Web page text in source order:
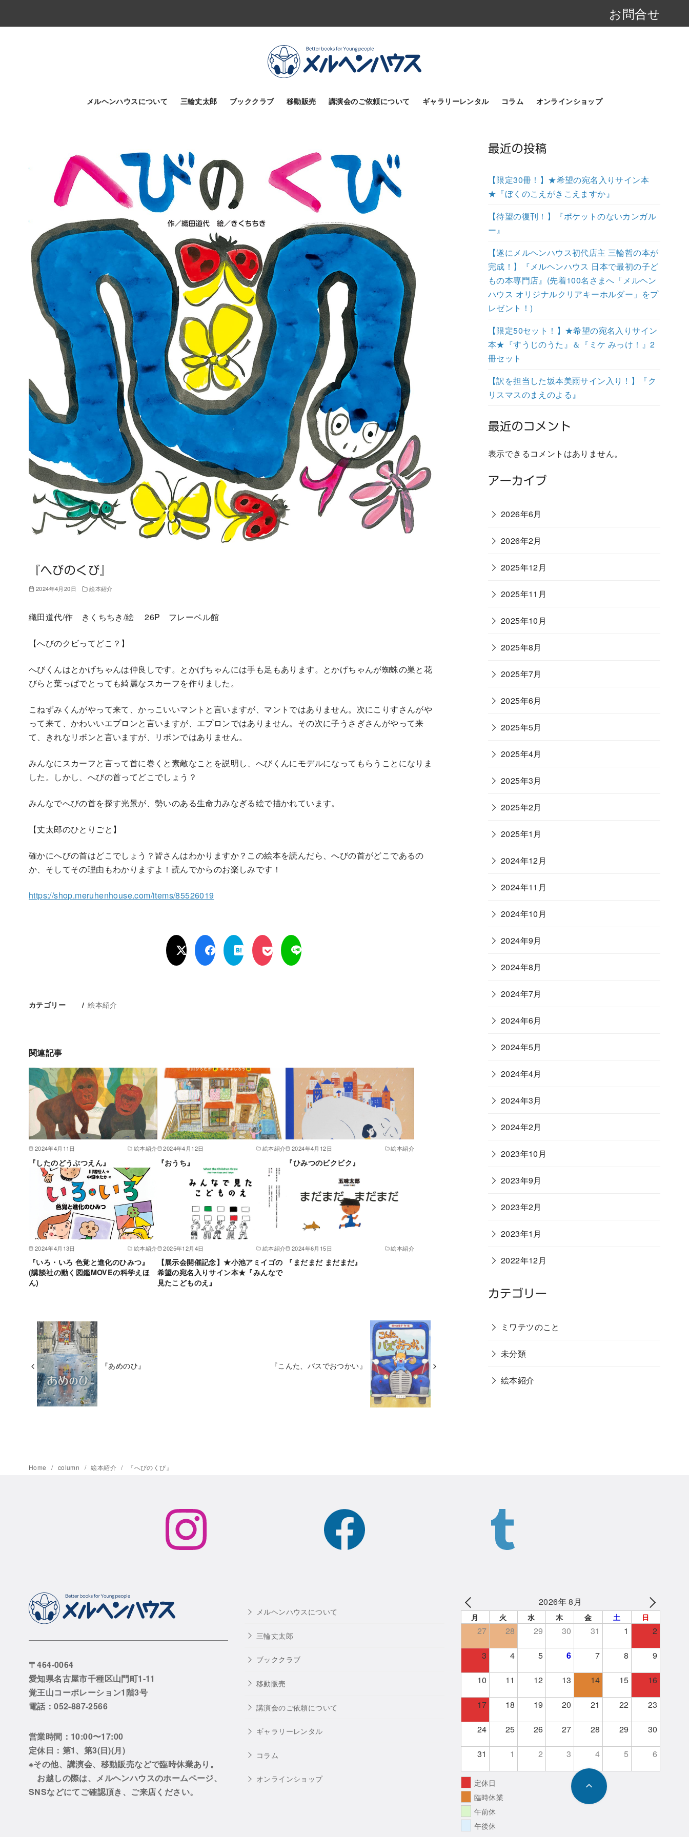
お問合せ
メルヘンハウスについて 三輪丈太郎 ブッククラブ 移動販売 講演会のご依頼について ギャラリーレンタル コラム オンラインショップ
『へびのくび』
2024年4月20日 絵本紹介
織田道代/作 きくちちき/絵 26P フレーベル館
【へびのクビってどこ？】
へびくんはとかげちゃんは仲良しです。とかげちゃんには手も足もあります。とかげちゃんが蜘蛛の巣と花
びらと葉っぱでとっても綺麗なスカーフを作りました。
こねずみくんがやって来て、かっこいいマントと言いますが、マントではありません。次にこりすさんがや
って来て、かわいいエプロンと言いますが、エプロンではありません。その次に子うさぎさんがやって来
て、きれなリボンと言いますが、リボンではありません。
みんなにスカーフと言って首に巻くと素敵なことを説明し、へびくんにモデルになってもらうことになりま
した。しかし、へびの首ってどこでしょう？
みんなでへびの首を探す光景が、勢いのある生命力みなぎる絵で描かれています。
【丈太郎のひとりごと】
確かにへびの首はどこでしょう？皆さんはわかりますか？この絵本を読んだら、へびの首がどこであるの
か、そしてその理由もわかりますよ！読んでからのお楽しみです！
https://shop.meruhenhouse.com/items/85526019
カテゴリー 絵本紹介
関連記事
2024年4月11日 絵本紹介
『したのどうぶつえん』
2024年4月12日 絵本紹介
『おうち』
2024年4月12日 絵本紹介
『ひみつのビクビク』
2024年4月13日 絵本紹介
『いろ・いろ 色覚と進化のひみつ』
(講談社の動く図鑑MOVEの科学えほ
ん)
2025年12月4日 絵本紹介
【展示会開催記念】★小池アミイゴの
希望の宛名入りサイン本★『みんなで
見たこどものえ』
2024年6月15日 絵本紹介
『まだまだ まだまだ』
『あめのひ』 『こんた、バスでおつかい』
最近の投稿
【限定30冊！】★希望の宛名入りサイン本
★『ぼくのこえがきこえますか』
【待望の復刊！】『ポケットのないカンガル
ー』
【遂にメルヘンハウス初代店主 三輪哲の本が
完成！】『メルヘンハウス 日本で最初の子ど
もの本専門店』(先着100名さまへ「メルヘン
ハウス オリジナルクリアキーホルダー」をプ
レゼント！)
【限定50セット！】★希望の宛名入りサイン
本★『すうじのうた』＆『ミケ みっけ！』2
冊セット
【訳を担当した坂本美雨サイン入り！】『ク
リスマスのまえのよる』
最近のコメント
表示できるコメントはありません。
アーカイブ
2026年6月
2026年2月
2025年12月
2025年11月
2025年10月
2025年8月
2025年7月
2025年6月
2025年5月
2025年4月
2025年3月
2025年2月
2025年1月
2024年12月
2024年11月
2024年10月
2024年9月
2024年8月
2024年7月
2024年6月
2024年5月
2024年4月
2024年3月
2024年2月
2023年10月
2023年9月
2023年2月
2023年1月
2022年12月
カテゴリー
ミワテツのこと
未分類
絵本紹介
Home column 絵本紹介 『へびのくび』
〒464-0064
愛知県名古屋市千種区山門町1-11
覚王山コーポレーション1階3号
電話：052-887-2566
営業時間：10:00〜17:00
定休日：第1、第3(日)(月)
※その他、講演会、移動販売などで臨時休業あり。
お越しの際は、メルヘンハウスのホームページ、
SNSなどにてご確認頂き、ご来店ください。
メルヘンハウスについて
三輪丈太郎
ブッククラブ
移動販売
講演会のご依頼について
ギャラリーレンタル
コラム
オンラインショップ
2026年 8月
月 火 水 木 金 土 日
27 28 29 30 31 1 2
3 4 5 6 7 8 9
10 11 12 13 14 15 16
17 18 19 20 21 22 23
24 25 26 27 28 29 30
31 1 2 3 4 5 6
定休日
臨時休業
午前休
午後休